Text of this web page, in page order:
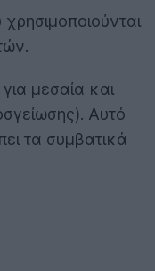
μεσαία και
Αυτό
τα συμβατικά